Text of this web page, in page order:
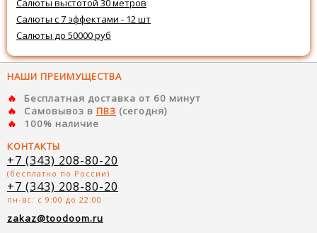
Салюты выстотой 30 метров
Салюты с 7 эффектами - 12 шт
Салюты до 50000 руб
НАШИ ПРЕИМУЩЕСТВА
Бесплатная доставка от 60 минут
Самовывоз в ПВЗ (сегодня)
100% наличие
КОНТАКТЫ
+7 (343) 208-80-20
(бесплатно по России)
+7 (343) 208-80-20
пн-вс: с 9:00 до 22:00
zakaz@toodoom.ru